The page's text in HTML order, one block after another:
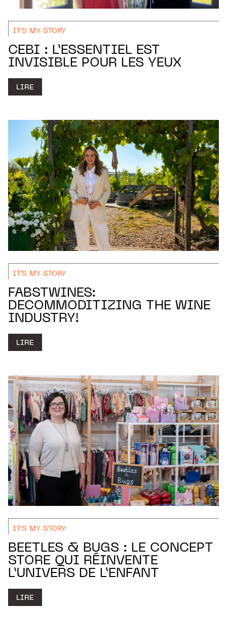
IT'S MY STORY
CEBI : L’ESSENTIEL EST
INVISIBLE POUR LES YEUX
LIRE
IT'S MY STORY
FABSTWINES:
DECOMMODITIZING THE WINE
INDUSTRY!
LIRE
IT'S MY STORY
BEETLES & BUGS : LE CONCEPT
STORE QUI RÉINVENTE
L’UNIVERS DE L’ENFANT
LIRE